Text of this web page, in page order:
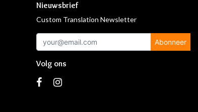
Nieuwsbrief
Custom Translation Newsletter
Abonneer
Volg ons